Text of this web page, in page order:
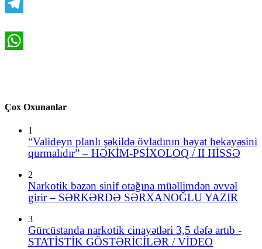
Çox Oxunanlar
1
“Valideyn planlı şəkildə övladının həyat hekayəsini
qurmalıdır” – HƏKİM-PSİXOLOQ / II HİSSƏ
2
Narkotik bəzən sinif otağına müəllimdən əvvəl
girir – SƏRKƏRDƏ SƏRXANOĞLU YAZIR
3
Gürcüstanda narkotik cinayətləri 3,5 dəfə artıb -
STATİSTİK GÖSTƏRİCİLƏR / VİDEO